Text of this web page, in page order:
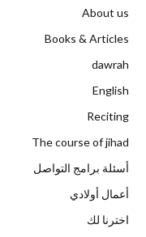
About us
Books & Articles
dawrah
English
Reciting
The course of jihad
أسئلة برامج التواصل
أعمال أولادي
اخترنا لك